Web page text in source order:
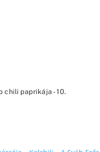
chili paprikája - 10.